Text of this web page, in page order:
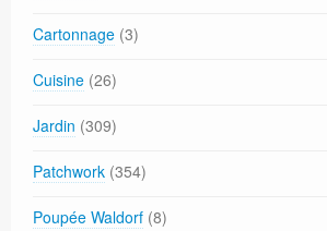
Cartonnage (3)
Cuisine (26)
Jardin (309)
Patchwork (354)
Poupée Waldorf (8)